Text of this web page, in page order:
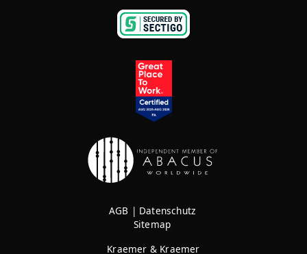
AGB | Datenschutz
Sitemap
Kraemer & Kraemer